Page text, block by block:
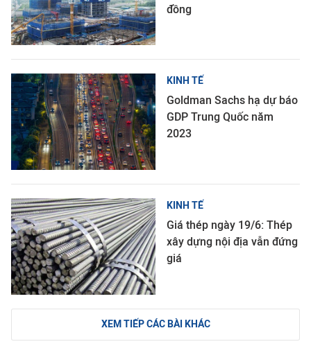
đồng
KINH TẾ
Goldman Sachs hạ dự báo
GDP Trung Quốc năm
2023
KINH TẾ
Giá thép ngày 19/6: Thép
xây dựng nội địa vẫn đứng
giá
XEM TIẾP CÁC BÀI KHÁC